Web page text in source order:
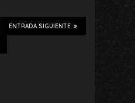
ENTRADA SIGUIENTE